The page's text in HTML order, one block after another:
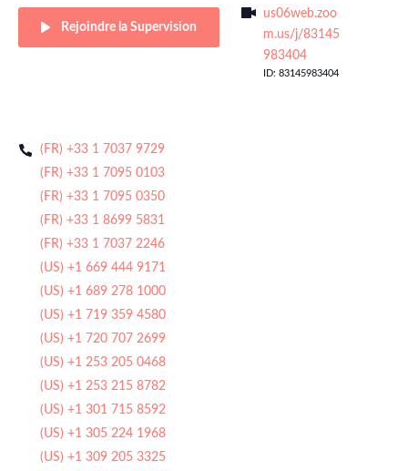
Rejoindre la Supervision
us06web.zoo
m.us/j/83145
983404
ID: 83145983404
(FR) +33 1 7037 9729
(FR) +33 1 7095 0103
(FR) +33 1 7095 0350
(FR) +33 1 8699 5831
(FR) +33 1 7037 2246
(US) +1 669 444 9171
(US) +1 689 278 1000
(US) +1 719 359 4580
(US) +1 720 707 2699
(US) +1 253 205 0468
(US) +1 253 215 8782
(US) +1 301 715 8592
(US) +1 305 224 1968
(US) +1 309 205 3325